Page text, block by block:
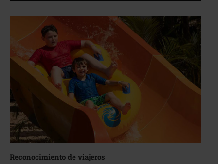
Reconocimiento de viajeros